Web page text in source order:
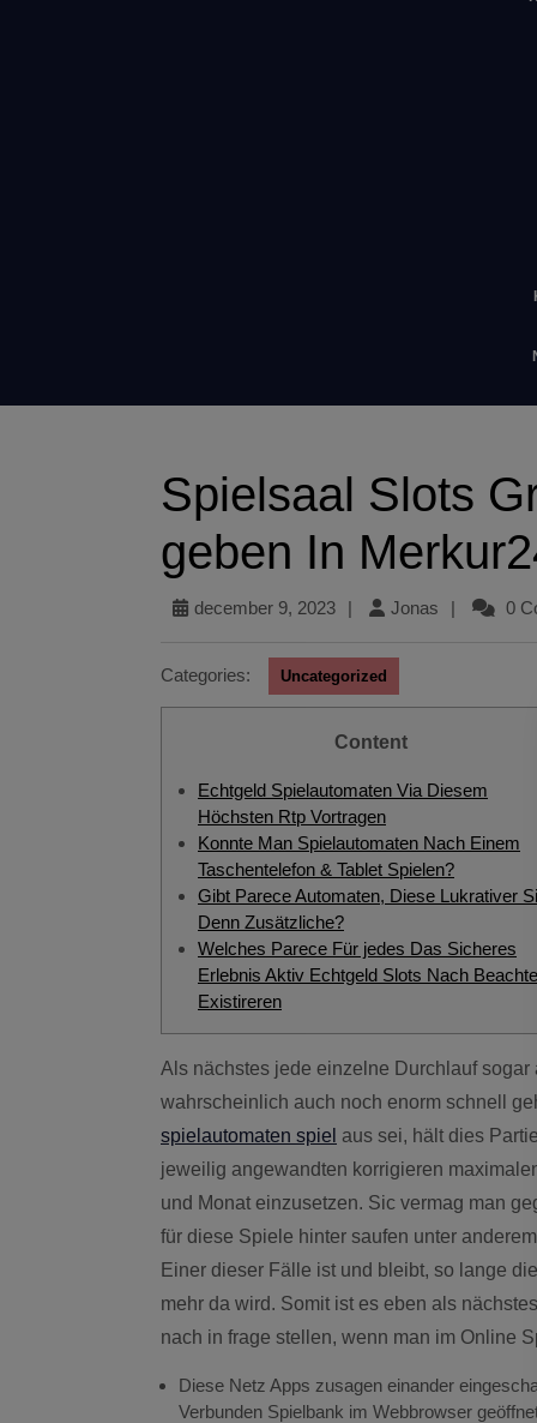
Spielsaal Slots
geben In
december 9, 2023 | Jonas | 0
Categories: Uncategorized
Content
Echtgeld Spielautomaten Via Diesem
Höchsten Rtp Vortragen
Konnte Man Spielautomaten Nach Einem
Taschentelefon & Tablet Spielen?
Gibt Parece Automaten, Diese Lukrativer
Denn Zusätzliche?
Welches Parece Für jedes Das Sicheres
Erlebnis Aktiv Echtgeld Slots Nach
Existireren
Als nächstes jede einzelne Durchlauf sogar auszulösen wird jede menge stressig, daselbst sera
wahrscheinlich auch noch enorm schnell
spielautomaten spiel aus sei, hält dies
jeweilig angewandten korrigieren
und Monat einzusetzen. Sic vermag man
für diese Spiele hinter saufen unter
Einer dieser Fälle ist und bleibt, so lange
mehr da wird. Somit ist es eben als
nach in frage stellen, wenn man im Online
Diese Netz Apps zusagen einander
Verbunden Spielbank im Webbrowser